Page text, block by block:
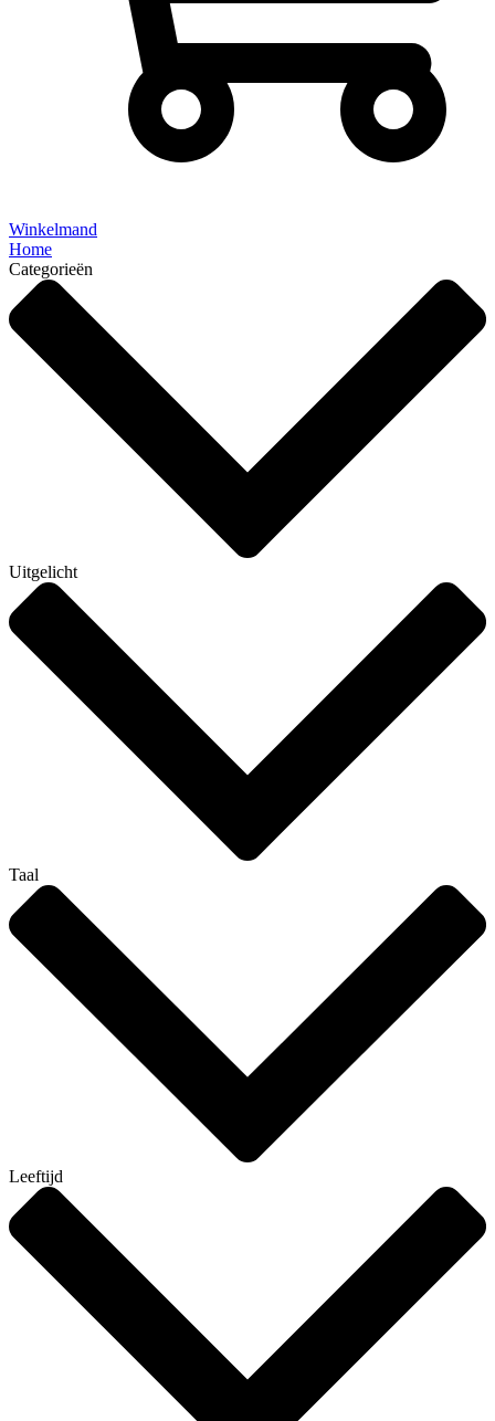
Winkelmand
Home
Categorieën
Uitgelicht
Taal
Leeftijd